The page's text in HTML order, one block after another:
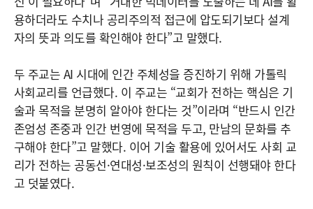
용하더라도 수치나 공리주의적 접근에 압도되기보다 설계
자의 뜻과 의도를 확인해야 한다”고 말했다.
두 주교는 AI 시대에 인간 주체성을 증진하기 위해 가톨릭
사회교리를 언급했다. 이 주교는 “교회가 전하는 핵심은 기
술과 목적을 분명히 알아야 한다는 것”이라며 “반드시 인간
존엄성 존중과 인간 번영에 목적을 두고, 만남의 문화를 추
구해야 한다”고 말했다. 이어 기술 활용에 있어서도 사회 교
리가 전하는 공동선·연대성·보조성의 원칙이 선행돼야 한다
고 덧붙였다.